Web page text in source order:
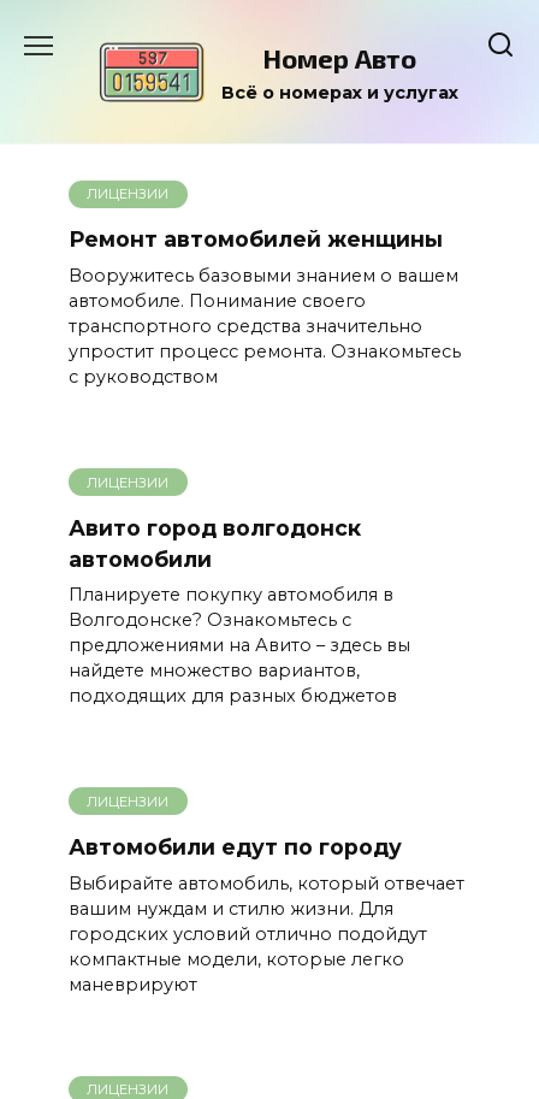
содержанию
Номер Авто
Всё о номерах и услугах
ЛИЦЕНЗИИ
Ремонт автомобилей женщины
Вооружитесь базовыми знанием о вашем
автомобиле. Понимание своего
транспортного средства значительно
упростит процесс ремонта. Ознакомьтесь
с руководством
ЛИЦЕНЗИИ
Авито город волгодонск
автомобили
Планируете покупку автомобиля в
Волгодонске? Ознакомьтесь с
предложениями на Авито – здесь вы
найдете множество вариантов,
подходящих для разных бюджетов
ЛИЦЕНЗИИ
Автомобили едут по городу
Выбирайте автомобиль, который отвечает
вашим нуждам и стилю жизни. Для
городских условий отлично подойдут
компактные модели, которые легко
маневрируют
ЛИЦЕНЗИИ